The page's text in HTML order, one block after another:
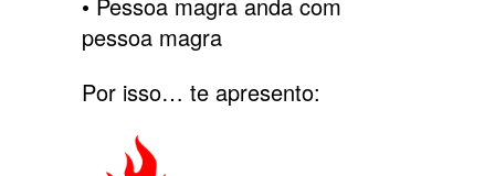
pessoa magra
Por isso… te apresento: